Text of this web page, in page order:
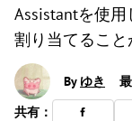
Assistantを使
割り当てること
By ゆき
共有：